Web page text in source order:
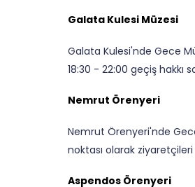
Galata Kulesi Müzesi
Galata Kulesi'nde Gece
18:30 - 22:00 geçiş hakkı
Nemrut Örenyeri
Nemrut Örenyeri'nde
noktası olarak
Aspendos Örenyeri